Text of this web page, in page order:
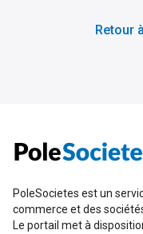
Retour
PoleSocietes est un
commerce et des
Le portail met à